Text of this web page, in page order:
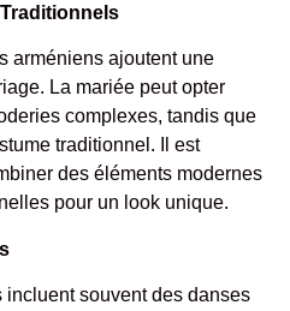
arméniens ajoutent une
La mariée peut opter
complexes, tandis que
traditionnel. Il est
des éléments modernes
pour un look unique.
incluent souvent des danses